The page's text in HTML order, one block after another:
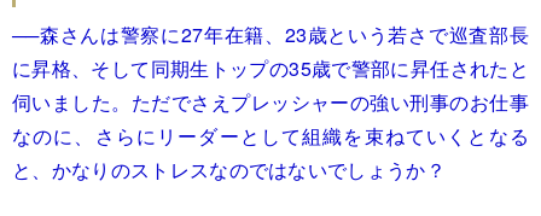
──森さんは警察に27年在籍、23歳という若さで巡査部長
に昇格、そして同期生トップの35歳で警部に昇任されたと
伺いました。ただでさえプレッシャーの強い刑事のお仕事
なのに、さらにリーダーとして組織を束ねていくとなる
と、かなりのストレスなのではないでしょうか？